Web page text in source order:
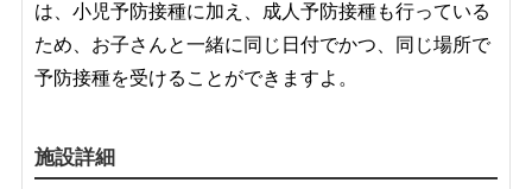
は、小児予防接種に加え、成人予防接種も行っている
ため、お子さんと一緒に同じ日付でかつ、同じ場所で
予防接種を受けることができますよ。
施設詳細